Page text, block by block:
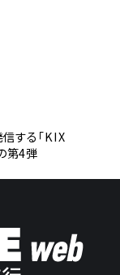
する「KIX
第4弾